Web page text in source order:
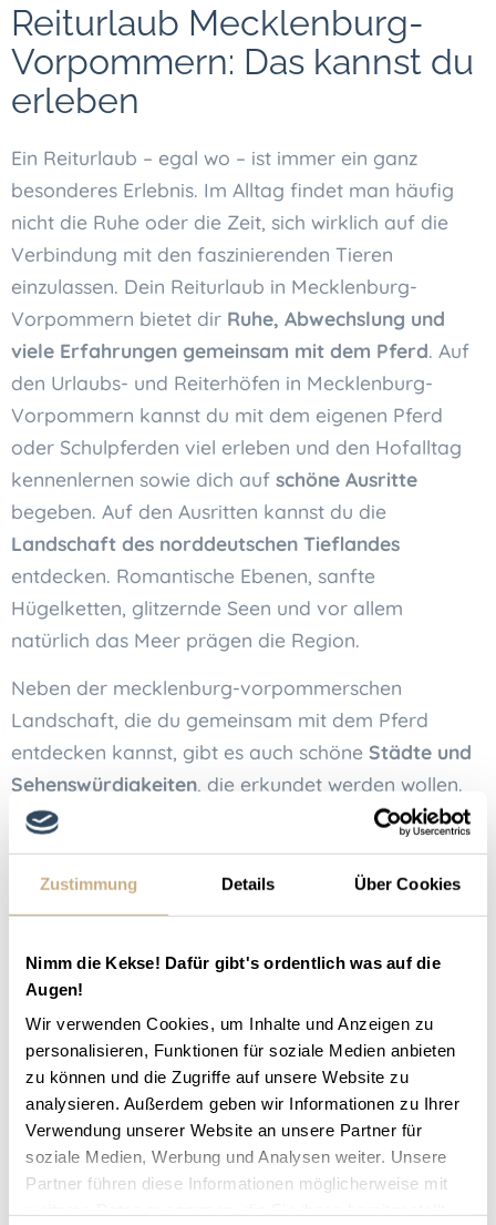
Zustimmung Details Über Cookies
Nimm die Kekse! Dafür gibt's ordentlich was auf die
Augen!
Wir verwenden Cookies, um Inhalte und Anzeigen zu
personalisieren, Funktionen für soziale Medien anbieten
zu können und die Zugriffe auf unsere Website zu
analysieren. Außerdem geben wir Informationen zu Ihrer
Verwendung unserer Website an unsere Partner für
soziale Medien, Werbung und Analysen weiter. Unsere
Partner führen diese Informationen möglicherweise mit
Reiturlaub Mecklenburg-
Vorpommern: Das kannst du
erleben
Ein Reiturlaub – egal wo – ist immer ein ganz
besonderes Erlebnis. Im Alltag findet man häufig
nicht die Ruhe oder die Zeit, sich wirklich auf die
Verbindung mit den faszinierenden Tieren
einzulassen. Dein Reiturlaub in Mecklenburg-
Vorpommern bietet dir Ruhe, Abwechslung und
viele Erfahrungen gemeinsam mit dem Pferd. Auf
den Urlaubs- und Reiterhöfen in Mecklenburg-
Vorpommern kannst du mit dem eigenen Pferd
oder Schulpferden viel erleben und den Hofalltag
kennenlernen sowie dich auf schöne Ausritte
begeben. Auf den Ausritten kannst du die
Landschaft des norddeutschen Tieflandes
entdecken. Romantische Ebenen, sanfte
Hügelketten, glitzernde Seen und vor allem
natürlich das Meer prägen die Region.
Neben der mecklenburg-vorpommerschen
Landschaft, die du gemeinsam mit dem Pferd
entdecken kannst, gibt es auch schöne Städte und
Sehenswürdigkeiten, die erkundet werden wollen.
Gönn deinem Vierbeiner eine Auszeit und besuch
Rostock, Schwerin oder Stralsund. Ein beliebtes Ziel
ist auch dasNaturErlebnisZentrum Müritzeum
Waren in der Mecklenburgischen Seenplatte und
Reitveranstaltungen
Mecklenburg-Vorpommern
Neben den Erlebnissen auf dem Hof gibt es auch
Pferdeveranstaltungen in Mecklenburg-
Vorpommern , die viele sich nicht entgehen lassen
wollen. Reiten in Mecklenburg-Vorpommern hat